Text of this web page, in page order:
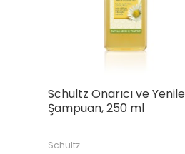
Schultz Onarıcı ve
Şampuan, 250 ml
Schultz